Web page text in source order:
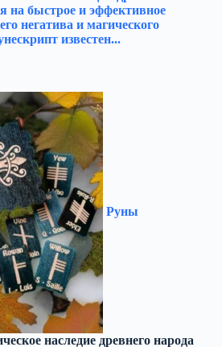
на быстрое и эффективное
негатива и магического
известен...
Руны
наследие древнего народа